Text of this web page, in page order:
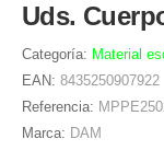
Uds.
Categoría: Material
EAN: 8435250907922
Referencia:
Marca: DAM